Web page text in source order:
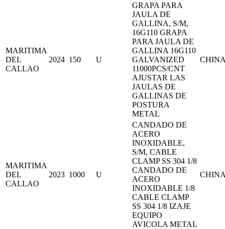
MARITIMA
DEL
CALLAO
2024 150 U
GRAPA PARA
JAULA DE
GALLINA, S/M,
16G110 GRAPA
PARA JAULA DE
GALLINA 16G110
GALVANIZED
11000PCS/CNT
AJUSTAR LAS
JAULAS DE
GALLINAS DE
POSTURA
METAL
MARITIMA
DEL
CALLAO
2023 1000 U
CANDADO DE
ACERO
INOXIDABLE,
S/M, CABLE
CLAMP SS 304 1/8
CANDADO DE
ACERO
INOXIDABLE 1/8
CABLE CLAMP
SS 304 1/8 IZAJE
EQUIPO
AVICOLA METAL